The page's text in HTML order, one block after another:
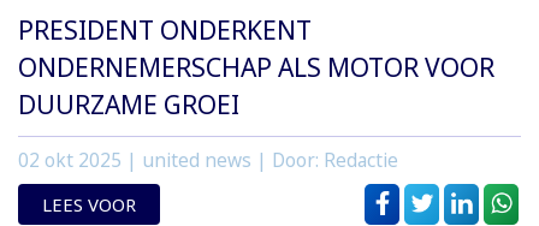
PRESIDENT ONDERKENT
ONDERNEMERSCHAP ALS MOTOR VOOR
DUURZAME GROEI
02 okt 2025 | united news | Door: Redactie
LEES VOOR